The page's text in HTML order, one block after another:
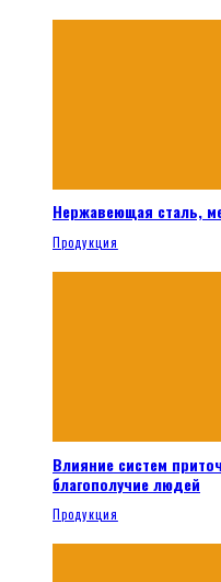
Нержавеющая сталь,
Продукция
Влияние систем
благополучие людей
Продукция